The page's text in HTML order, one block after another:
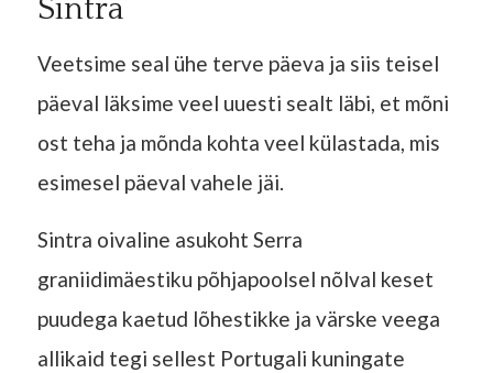
Sintra
Veetsime seal ühe terve päeva ja siis teisel
päeval läksime veel uuesti sealt läbi, et mõni
ost teha ja mõnda kohta veel külastada, mis
esimesel päeval vahele jäi.
Sintra oivaline asukoht Serra
graniidimäestiku põhjapoolsel nõlval keset
puudega kaetud lõhestikke ja värske veega
allikaid tegi sellest Portugali kuningate